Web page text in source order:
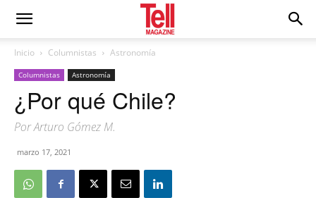
Inicio Columnistas Astronomía
Columnistas Astronomía
¿Por qué Chile?
Por Arturo Gómez M.
marzo 17, 2021